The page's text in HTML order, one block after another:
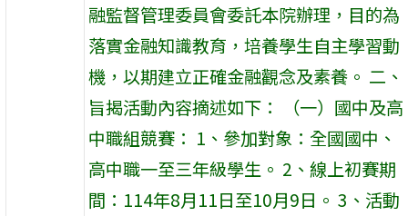
融監督管理委員會委託本院辦理，目的為
落實金融知識教育，培養學生自主學習動
機，以期建立正確金融觀念及素養。 二、
旨揭活動內容摘述如下： （一）國中及高
中職組競賽： 1、參加對象：全國國中、
高中職一至三年級學生。 2、線上初賽期
間：114年8月11日至10月9日。 3、活動